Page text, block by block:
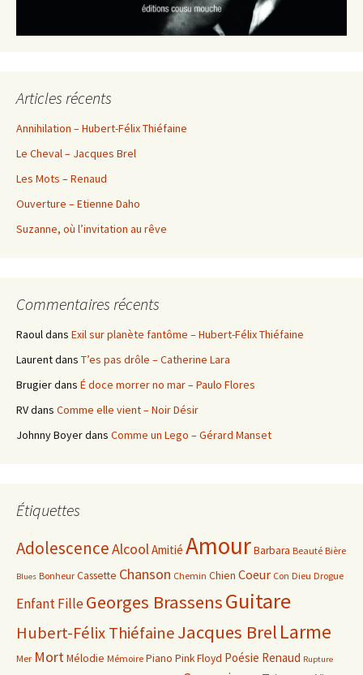
Articles récents
Annihilation – Hubert-Félix Thiéfaine
Le Cheval – Jacques Brel
Les Mots – Renaud
Ouverture – Etienne Daho
Suzanne, où l’invitation au rêve
Commentaires récents
Raouldans Exil sur planète fantôme – Hubert-Félix Thiéfaine
Laurentdans T’es pas drôle – Catherine Lara
Brugierdans É doce morrer no mar – Paulo Flores
RVdans Comme elle vient – Noir Désir
Johnny Boyerdans Comme un Lego – Gérard Manset
Étiquettes
AdolescenceAlcoolAmitié AmourBarbara Beauté Bière
Blues Bonheur Cassette Chanson Chemin Chien Coeur Con Dieu Drogue
EnfantFilleGeorges BrassensGuitare
Hubert-Félix ThiéfaineJacques Brel Larme
Mer MortMélodie Mémoire Piano Pink Floyd Poésie Renaud Rupture